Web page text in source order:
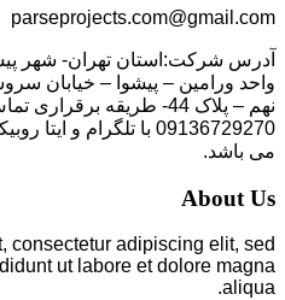
parseprojects.com@gmail.com
آدرس شرکت:استان تهران- شهر
واحد ورامین – پیشوا – خیابان
نهم – پلاک 44- طریقه
09136729270 با تلگرام
می باشد.
About Us
consectetur adipiscing elit, sed
ut labore et dolore magna
aliqua.